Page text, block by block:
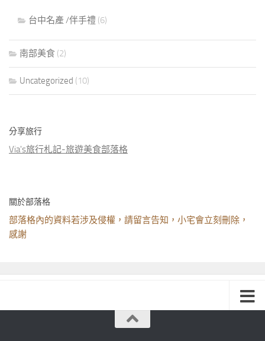
台中名產 /伴手禮 (6)
南部美食 (2)
Uncategorized (10)
分享旅行
Via's旅行札記-旅遊美食部落格
關於部落格
部落格內的資料若涉及侵權，請留言告知，小宅會立刻刪除，
感謝